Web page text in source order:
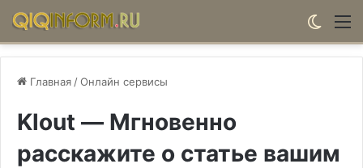
Главная /Онлайн сервисы
Klout — Мгновенно
расскажите о статье вашим